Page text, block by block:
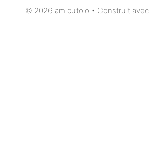
© 2026 am cutolo • Construit avec